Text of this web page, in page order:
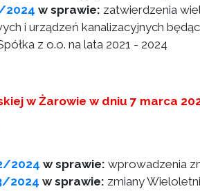
2024 w sprawie: zatwierdzenia
i urządzeń kanalizacyjnych
z o.o. na lata 2021 - 2024
w Żarowie w dniu 7 marca
2024 w sprawie: wprowadzenia
2024 w sprawie: zmiany